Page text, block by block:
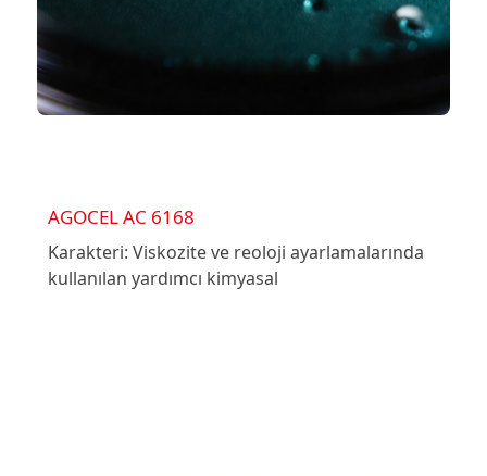
AGOCEL AC 6168
Karakteri: Viskozite ve reoloji ayarlamalarında
kullanılan yardımcı kimyasal